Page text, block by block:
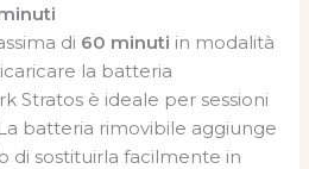
di 60 minuti in modalità
la batteria
Stratos è ideale per sessioni
batteria rimovibile aggiunge
di sostituirla facilmente in